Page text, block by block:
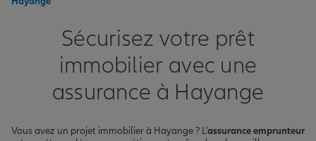
Sécurisez votre prêt
immobilier avec une
assurance à Hayange
Vous avez un projet immobilier à Hayange ? L'assurance emprunteur